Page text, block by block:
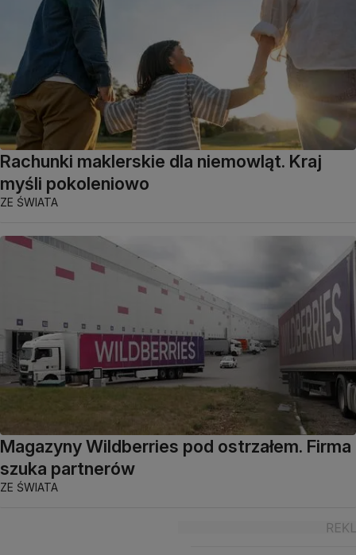
Rachunki maklerskie dla niemowląt. Kraj
myśli pokoleniowo
ZE ŚWIATA
Magazyny Wildberries pod ostrzałem. Firma
szuka partnerów
ZE ŚWIATA